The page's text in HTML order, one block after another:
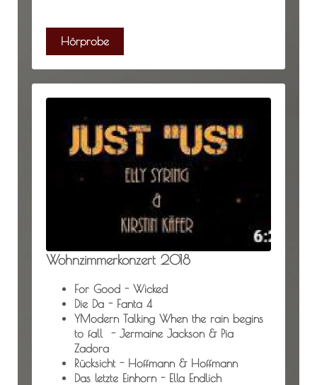
Hörprobe
Wohnzimmerkonzert 2018
For Good - Wicked
Die Da - Fanta 4
YModern Talking When the rain begins
to fall - Jermaine Jackson & Pia
Zadora
Rücksicht - Hoffmann & Hoffmann
Das letzte Einhorn - Ella Endlich